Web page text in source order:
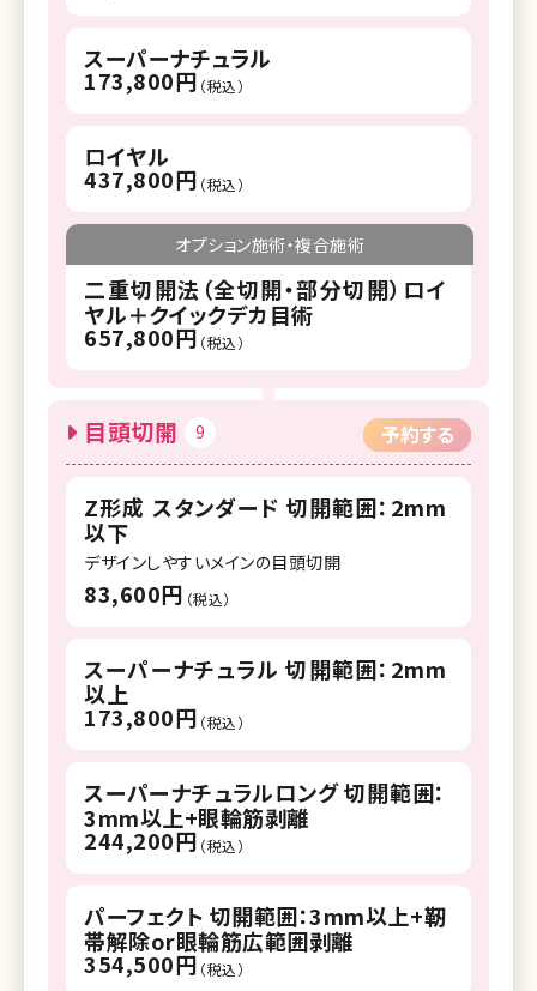
スーパーナチュラル
173,800円 （税込）
ロイヤル
437,800円 （税込）
オプション施術・複合施術
二重切開法（全切開・部分切開）ロイ
ヤル＋クイックデカ目術
657,800円 （税込）
目頭切開 9 予約する
Z形成 スタンダード 切開範囲：2mm
以下
デザインしやすいメインの目頭切開
83,600円 （税込）
スーパーナチュラル 切開範囲：2mm
以上
173,800円 （税込）
スーパーナチュラルロング 切開範囲：
3mm以上+眼輪筋剥離
244,200円 （税込）
パーフェクト 切開範囲：3mm以上+靭
帯解除or眼輪筋広範囲剥離
354,500円 （税込）